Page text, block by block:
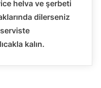
helva ve şerbeti
dilerseniz
kalın.